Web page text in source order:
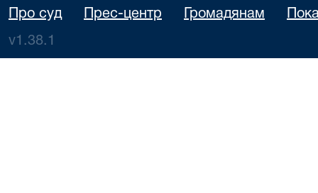
Про суд Прес-центр Громадянам
v1.38.1